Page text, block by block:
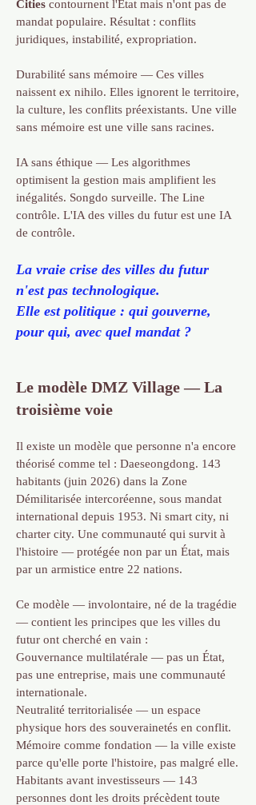
Cities contournent l'État mais n'ont pas de
mandat populaire. Résultat : conflits
juridiques, instabilité, expropriation.
Durabilité sans mémoire — Ces villes
naissent ex nihilo. Elles ignorent le territoire,
la culture, les conflits préexistants. Une ville
sans mémoire est une ville sans racines.
IA sans éthique — Les algorithmes
optimisent la gestion mais amplifient les
inégalités. Songdo surveille. The Line
contrôle. L'IA des villes du futur est une IA
de contrôle.
La vraie crise des villes du futur
n'est pas technologique.
Elle est politique : qui gouverne,
pour qui, avec quel mandat ?
Le modèle DMZ Village — La
troisième voie
Il existe un modèle que personne n'a encore
théorisé comme tel : Daeseongdong. 143
habitants (juin 2026) dans la Zone
Démilitarisée intercoréenne, sous mandat
international depuis 1953. Ni smart city, ni
charter city. Une communauté qui survit à
l'histoire — protégée non par un État, mais
par un armistice entre 22 nations.
Ce modèle — involontaire, né de la tragédie
— contient les principes que les villes du
futur ont cherché en vain :
Gouvernance multilatérale — pas un État,
pas une entreprise, mais une communauté
internationale.
Neutralité territorialisée — un espace
physique hors des souverainetés en conflit.
Mémoire comme fondation — la ville existe
parce qu'elle porte l'histoire, pas malgré elle.
Habitants avant investisseurs — 143
personnes dont les droits précèdent toute